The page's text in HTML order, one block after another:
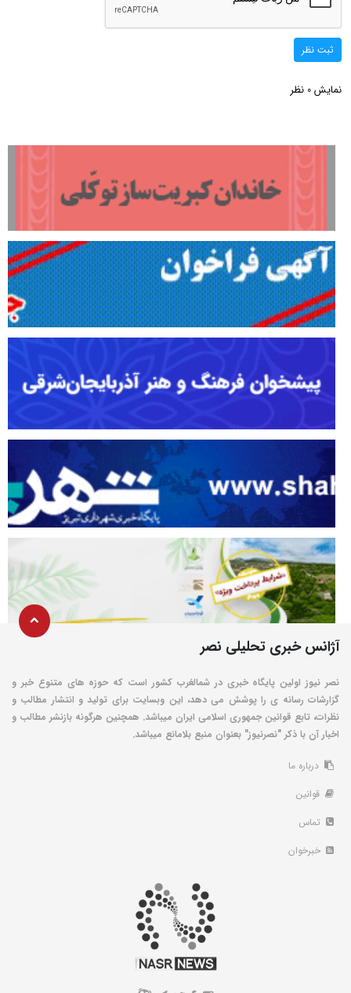
ثبت نظر
نمایش 0 نظر
آژانس خبری تحلیلی نصر
نصر نیوز اولین پایگاه خبری در شمالغرب کشور است که حوزه های متنوع خبر و
گزارشات رسانه ی را پوشش می دهد، این وبسایت برای تولید و انتشار مطالب و
نظرات، تابع قوانین جمهوری اسلامی ایران میباشد. همچنین هرگونه بازنشر مطالب و
اخبار آن با ذکر "نصرنیوز" بعنوان منبع بلامانع میباشد.
درباره ما
قوانین
تماس
خبرخوان